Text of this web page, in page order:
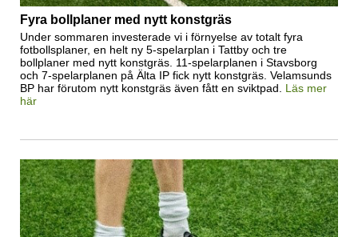
Fyra bollplaner med nytt konstgräs
Under sommaren investerade vi i förnyelse av totalt fyra
fotbollsplaner, en helt ny 5-spelarplan i Tattby och tre
bollplaner med nytt konstgräs. 11-spelarplanen i Stavsborg
och 7-spelarplanen på Älta IP fick nytt konstgräs. Velamsunds
BP har förutom nytt konstgräs även fått en sviktpad. Läs mer
här